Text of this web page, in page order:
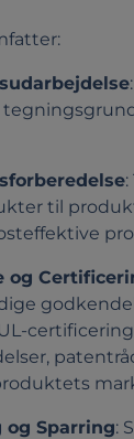
til
og
Sparring: